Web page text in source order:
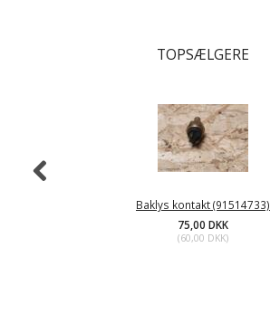
TOPSÆLGERE
Baklys kontakt (91514733)
75,00 DKK
(60,00 DKK)